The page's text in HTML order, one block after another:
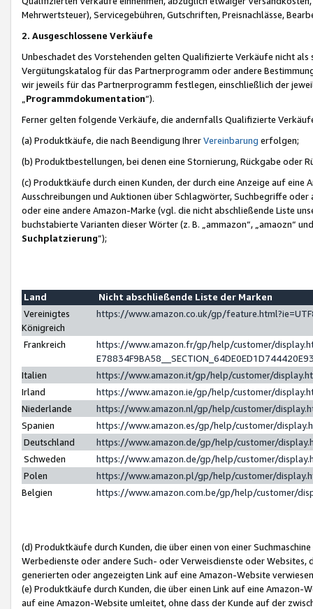
Mehrwertsteuer), Servicegebühren, Gutschriften, Preisnachlässe,
2. Ausgeschlossene Verkäufe
Unbeschadet des Vorstehenden gelten Qualifizierte Verkäufe nicht
Vergütungskatalog für das Partnerprogramm oder andere
wir jeweils für das Partnerprogramm festlegen, einschließlich der
Programmdokumentation“).
Ferner gelten folgende Verkäufe, die andernfalls Qualifizierte
(a) Produktkäufe, die nach Beendigung IhrerVereinbarung erfolgen;
(b) Produktbestellungen, bei denen eine Stornierung, Rückgabe oder
(c) Produktkäufe durch einen Kunden, der durch eine Anzeige auf
Ausschreibungen und Auktionen über Schlagwörter, Suchbegriffe
oder eine andere Amazon-Marke (vgl. die nicht abschließende Liste
buchstabierte Varianten dieser Wörter (z. B. „ammazon“, „amaozn“
Suchplatzierung”);
Land
Nicht abschließende Liste der Marken
Vereinigtes
Königreich
https://www.amazon.co.uk/gp/
Frankreich
https://www.amazon.fr/gp/help/customer/
Italien
https://www.amazon.it/gp/help/customer/
Irland
https://www.amazon.ie/gp/help/customer/
Niederlande
https://www.amazon.nl/gp/help/customer/
Spanien
https://www.amazon.es/gp/help/customer/
Deutschland
https://www.amazon.de/gp/help/customer/
Schweden
https://www.amazon.de/gp/help/customer/
Polen
https://www.amazon.pl/gp/help/customer/
Belgien
https://www.amazon.com.be/gp/help/customer/
(d) Produktkäufe durch Kunden, die über einen von einer
Werbedienste oder andere Such- oder Verweisdienste oder Websites,
generierten oder angezeigten Link auf eine Amazon-Website
(e) Produktkäufe durch Kunden, die über einen Link auf eine
auf eine Amazon-Website umleitet, ohne dass der Kunde auf der